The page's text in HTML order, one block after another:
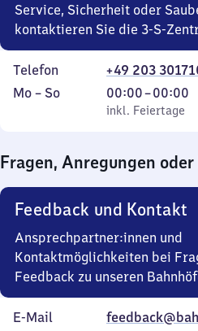
Service, Sicherheit oder
kontaktieren Sie die 3-S-
Telefon
+49 203
Montag
Mo – So,
inkl. Feiertage
00:00–00:00
Von
0
0
Uhr
inkl. Feiertage
Fragen, Anregungen oder
Feedback und Kontakt
Ansprechpartner:innen und
Kontaktmöglichkeiten bei
Feedback zu unseren
E-Mail